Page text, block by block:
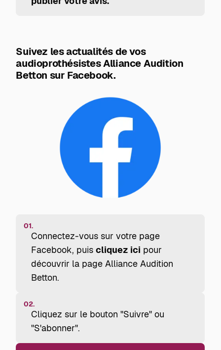
Suivez les actualités de vos
audioprothésistes Alliance Audition
Betton sur Facebook.
01.
Connectez-vous sur votre page
Facebook, puiscliquez ici pour
découvrir la page Alliance Audition
Betton.
02.
Cliquez sur le bouton "Suivre" ou
"S'abonner".